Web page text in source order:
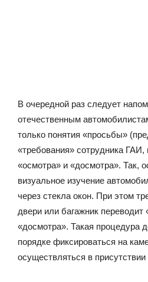
В очередной раз следует
отечественным
только понятия «просьбы»
«требования» сотрудника ГАИ,
«осмотра» и «досмотра». Так,
визуальное изучение
через стекла окон. При этом
двери или багажник переводит
«досмотра». Такая процедура
порядке фиксироваться на
осуществляться в